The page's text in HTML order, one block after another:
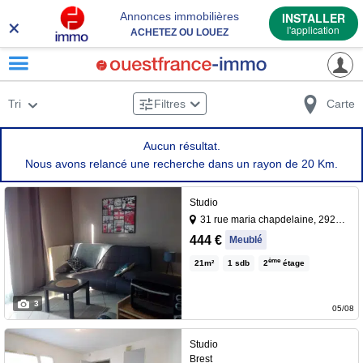
× Annonces immobilières
ACHETEZ OU LOUEZ
INSTALLER
l'application
Tri Filtres Carte
Aucun résultat.
Nous avons relancé une recherche dans un rayon de 20 Km.
444 € Meublé
Studio
31 rue maria chapdelaine, 29200 Brest
Studio meublé, idéal étudiant
avec cuisine aménagée et
auxquels ce bien est exposé
sont disponibles […] Voir
l’annonce immobilière >>
21m² 1 sdb 2èmeétage
05/08
3
×
Contacter le bailleur par téléphone au :
Studio
Brest